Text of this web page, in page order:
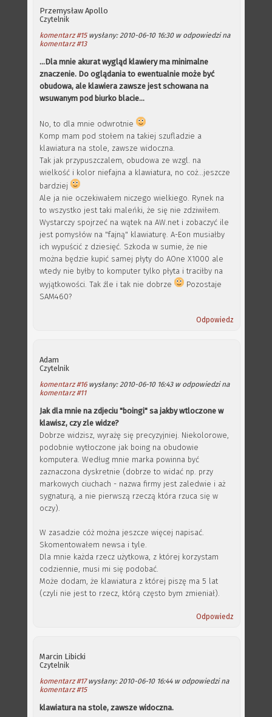
Przemysław Apollo
Czytelnik
komentarz #15wysłany: 2010-06-10 16:30 w odpowiedzi na
komentarz #13
...Dla mnie akurat wygląd klawiery ma minimalne
znaczenie. Do oglądania to ewentualnie może być
obudowa, ale klawiera zawsze jest schowana na
wsuwanym pod biurko blacie...
No, to dla mnie odwrotnie
Komp mam pod stołem na takiej szufladzie a
klawiatura na stole, zawsze widoczna.
Tak jak przypuszczalem, obudowa ze wzgl. na
wielkość i kolor niefajna a klawiatura, no coż...jeszcze
bardziej
Ale ja nie oczekiwałem niczego wielkiego. Rynek na
to wszystko jest taki maleńki, że się nie zdziwiłem.
Wystarczy spojrzeć na wątek na AW.net i zobaczyć ile
jest pomysłów na "fajną" klawiaturę. A-Eon musiałby
ich wypuścić z dziesięć. Szkoda w sumie, że nie
można będzie kupić samej płyty do AOne X1000 ale
wtedy nie byłby to komputer tylko płyta i traciłby na
wyjątkowości. Tak źle i tak nie dobrze
Pozostaje
SAM460?
Odpowiedz
Adam
Czytelnik
komentarz #16wysłany: 2010-06-10 16:43 w odpowiedzi na
komentarz #11
Jak dla mnie na zdjeciu "boingi" sa jakby wtloczone w
klawisz, czy zle widze?
Dobrze widzisz, wyrażę się precyzyjniej. Niekolorowe,
podobnie wytłoczone jak boing na obudowie
komputera. Według mnie marka powinna być
zaznaczona dyskretnie (dobrze to widać np. przy
markowych ciuchach - nazwa firmy jest zaledwie i aż
sygnaturą, a nie pierwszą rzeczą która rzuca się w
oczy).
W zasadzie cóż można jeszcze więcej napisać.
Skomentowałem newsa i tyle.
Dla mnie każda rzecz użytkowa, z której korzystam
codziennie, musi mi się podobać.
Może dodam, że klawiatura z której piszę ma 5 lat
(czyli nie jest to rzecz, którą często bym zmieniał).
Odpowiedz
Marcin Libicki
Czytelnik
komentarz #17wysłany: 2010-06-10 16:44 w odpowiedzi na
komentarz #15
klawiatura na stole, zawsze widoczna.